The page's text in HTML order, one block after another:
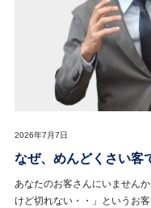
2026年7月7日
なぜ、めんどくさい客
あなたのお客さんにいません
けど切れない・・」というお